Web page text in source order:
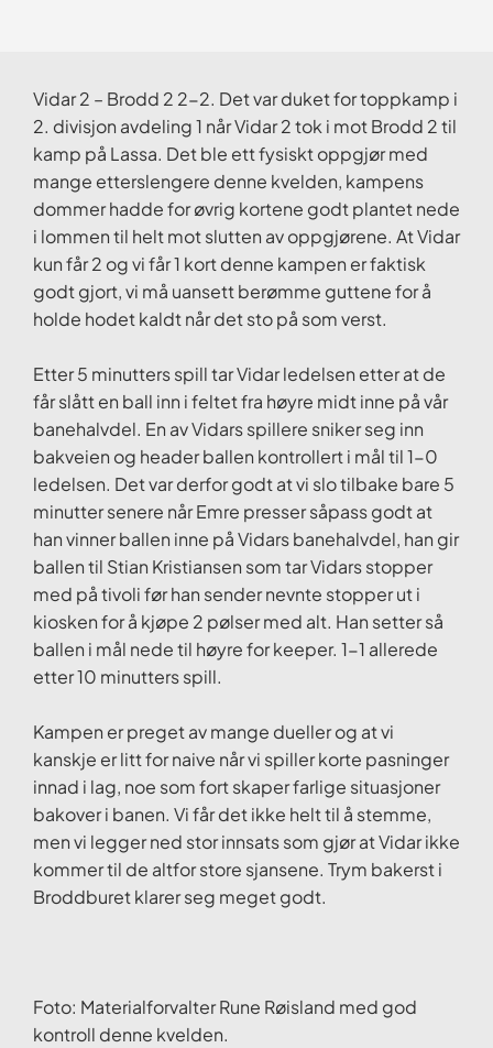
Vidar 2 – Brodd 2 2-2. Det var duket for toppkamp i
2. divisjon avdeling 1 når Vidar 2 tok i mot Brodd 2 til
kamp på Lassa. Det ble ett fysiskt oppgjør med
mange etterslengere denne kvelden, kampens
dommer hadde for øvrig kortene godt plantet nede
i lommen til helt mot slutten av oppgjørene. At Vidar
kun får 2 og vi får 1 kort denne kampen er faktisk
godt gjort, vi må uansett berømme guttene for å
holde hodet kaldt når det sto på som verst.
Etter 5 minutters spill tar Vidar ledelsen etter at de
får slått en ball inn i feltet fra høyre midt inne på vår
banehalvdel. En av Vidars spillere sniker seg inn
bakveien og header ballen kontrollert i mål til 1-0
ledelsen. Det var derfor godt at vi slo tilbake bare 5
minutter senere når Emre presser såpass godt at
han vinner ballen inne på Vidars banehalvdel, han gir
ballen til Stian Kristiansen som tar Vidars stopper
med på tivoli før han sender nevnte stopper ut i
kiosken for å kjøpe 2 pølser med alt. Han setter så
ballen i mål nede til høyre for keeper. 1-1 allerede
etter 10 minutters spill.
Kampen er preget av mange dueller og at vi
kanskje er litt for naive når vi spiller korte pasninger
innad i lag, noe som fort skaper farlige situasjoner
bakover i banen. Vi får det ikke helt til å stemme,
men vi legger ned stor innsats som gjør at Vidar ikke
kommer til de altfor store sjansene. Trym bakerst i
Broddburet klarer seg meget godt.
Foto: Materialforvalter Rune Røisland med god
kontroll denne kvelden.